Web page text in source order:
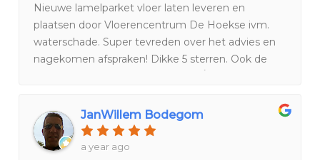
Nieuwe lamelparket vloer laten leveren en
plaatsen door Vloerencentrum De Hoekse ivm.
waterschade. Super tevreden over het advies en
nagekomen afspraken! Dikke 5 sterren. Ook de
JanWillem Bodegom
a year ago